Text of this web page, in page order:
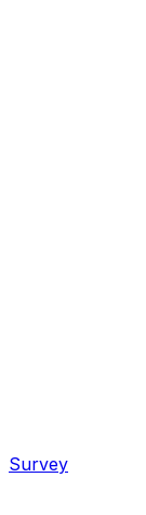
Survey